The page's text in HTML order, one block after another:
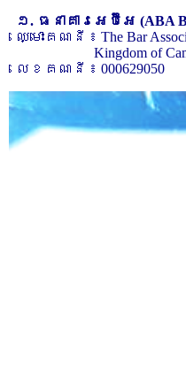
១. ធនាគារអេប៊ីអេ (ABA
ឈ្មោះគណនី ៖ The Bar
Kingdom of
លេខគណនី ៖ 000629050